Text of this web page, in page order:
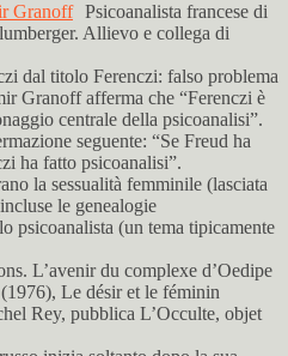
Psicoanalista francese di
Allievo e collega di
dal titolo Ferenczi: falso problema
Granoff afferma che “Ferenczi è
centrale della psicoanalisi”.
seguente: “Se Freud ha
ha fatto psicoanalisi”.
la sessualità femminile (lasciata
le genealogie
psicoanalista (un tema tipicamente
L’avenir du complexe d’Oedipe
Le désir et le féminin
Rey, pubblica L’Occulte, objet